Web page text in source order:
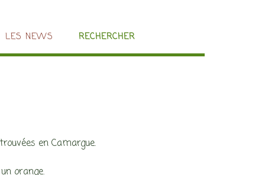
LES NEWS RECHERCHER
en Camargue.
orange.